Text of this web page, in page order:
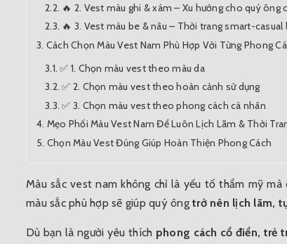
🔥 2. Vest màu ghi & xám – Xu hướng cho quý ông
🔥 3. Vest màu be & nâu – Thời trang smart-casual
Cách Chọn Màu Vest Nam Phù Hợp Với Từng Phong
✅ 1. Chọn màu vest theo màu da
✅ 2. Chọn màu vest theo hoàn cảnh sử dụng
✅ 3. Chọn màu vest theo phong cách cá nhân
Mẹo Phối Màu Vest Nam Để Luôn Lịch Lãm & Thời
Chọn Màu Vest Đúng Giúp Hoàn Thiện Phong Cách
Màu sắc vest nam không chỉ là yếu tố thẩm mỹ
màu sắc phù hợp sẽ giúp quý ông trở nên lịch lãm,
Dù bạn là người yêu thích phong cách cổ điển, trẻ